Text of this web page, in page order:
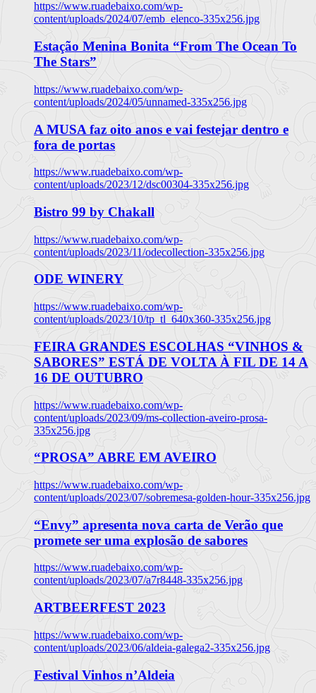
https://www.ruadebaixo.com/wp-
content/uploads/2024/07/emb_elenco-335x256.jpg
Estação Menina Bonita “From The Ocean To
The Stars”
https://www.ruadebaixo.com/wp-
content/uploads/2024/05/unnamed-335x256.jpg
A MUSA faz oito anos e vai festejar dentro e
fora de portas
https://www.ruadebaixo.com/wp-
content/uploads/2023/12/dsc00304-335x256.jpg
Bistro 99 by Chakall
https://www.ruadebaixo.com/wp-
content/uploads/2023/11/odecollection-335x256.jpg
ODE WINERY
https://www.ruadebaixo.com/wp-
content/uploads/2023/10/tp_tl_640x360-335x256.jpg
FEIRA GRANDES ESCOLHAS “VINHOS &
SABORES” ESTÁ DE VOLTA À FIL DE 14 A
16 DE OUTUBRO
https://www.ruadebaixo.com/wp-
content/uploads/2023/09/ms-collection-aveiro-prosa-
335x256.jpg
“PROSA” ABRE EM AVEIRO
https://www.ruadebaixo.com/wp-
content/uploads/2023/07/sobremesa-golden-hour-335x256.jpg
“Envy” apresenta nova carta de Verão que
promete ser uma explosão de sabores
https://www.ruadebaixo.com/wp-
content/uploads/2023/07/a7r8448-335x256.jpg
ARTBEERFEST 2023
https://www.ruadebaixo.com/wp-
content/uploads/2023/06/aldeia-galega2-335x256.jpg
Festival Vinhos n’Aldeia